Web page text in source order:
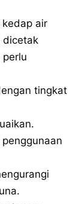
air
dicetak
tingkat